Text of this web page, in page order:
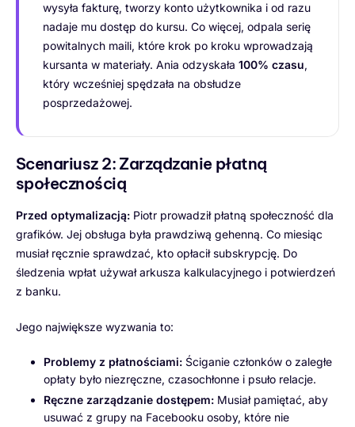
wysyła fakturę, tworzy konto użytkownika i od razu
nadaje mu dostęp do kursu. Co więcej, odpala serię
powitalnych maili, które krok po kroku wprowadzają
kursanta w materiały. Ania odzyskała 100% czasu,
który wcześniej spędzała na obsłudze
posprzedażowej.
Scenariusz 2: Zarządzanie płatną
społecznością
Przed optymalizacją: Piotr prowadził płatną społeczność dla
grafików. Jej obsługa była prawdziwą gehenną. Co miesiąc
musiał ręcznie sprawdzać, kto opłacił subskrypcję. Do
śledzenia wpłat używał arkusza kalkulacyjnego i potwierdzeń
z banku.
Jego największe wyzwania to:
Problemy z płatnościami: Ściganie członków o zaległe
opłaty było niezręczne, czasochłonne i psuło relacje.
Ręczne zarządzanie dostępem: Musiał pamiętać, aby
usuwać z grupy na Facebooku osoby, które nie